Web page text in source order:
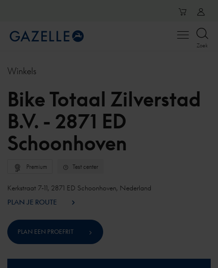
Open
Zoek
Winkels
Bike Totaal Zilverstad
B.V. - 2871 ED
Schoonhoven
Premium Test center
Kerkstraat 7-11, 2871 ED Schoonhoven, Nederland
PLAN JE ROUTE
PLAN EEN PROEFRIT